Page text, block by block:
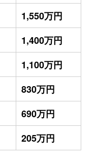
1,550万円
1,400万円
1,100万円
830万円
690万円
205万円